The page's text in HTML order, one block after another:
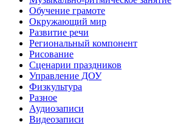
Обучение грамоте
Окружающий мир
Развитие речи
Региональный компонент
Рисование
Сценарии праздников
Управление ДОУ
Физкультура
Разное
Аудиозаписи
Видеозаписи